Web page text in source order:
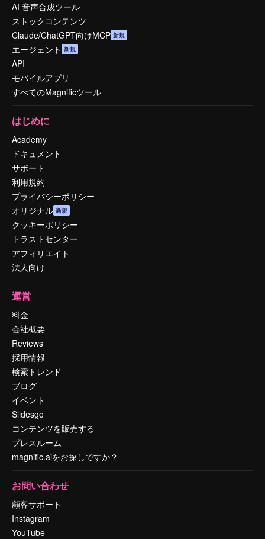
AI 音声合成ツール
ストックコンテンツ
Claude/ChatGPT向けMCP 新規
エージェント 新規
API
モバイルアプリ
すべてのMagnificツール
はじめに
Academy
ドキュメント
サポート
利用規約
プライバシーポリシー
オリジナル 新規
クッキーポリシー
トラストセンター
アフィリエイト
法人向け
運営
料金
会社概要
Reviews
採用情報
検索トレンド
ブログ
イベント
Slidesgo
コンテンツを販売する
プレスルーム
magnific.aiをお探しですか？
お問い合わせ
顧客サポート
Instagram
YouTube